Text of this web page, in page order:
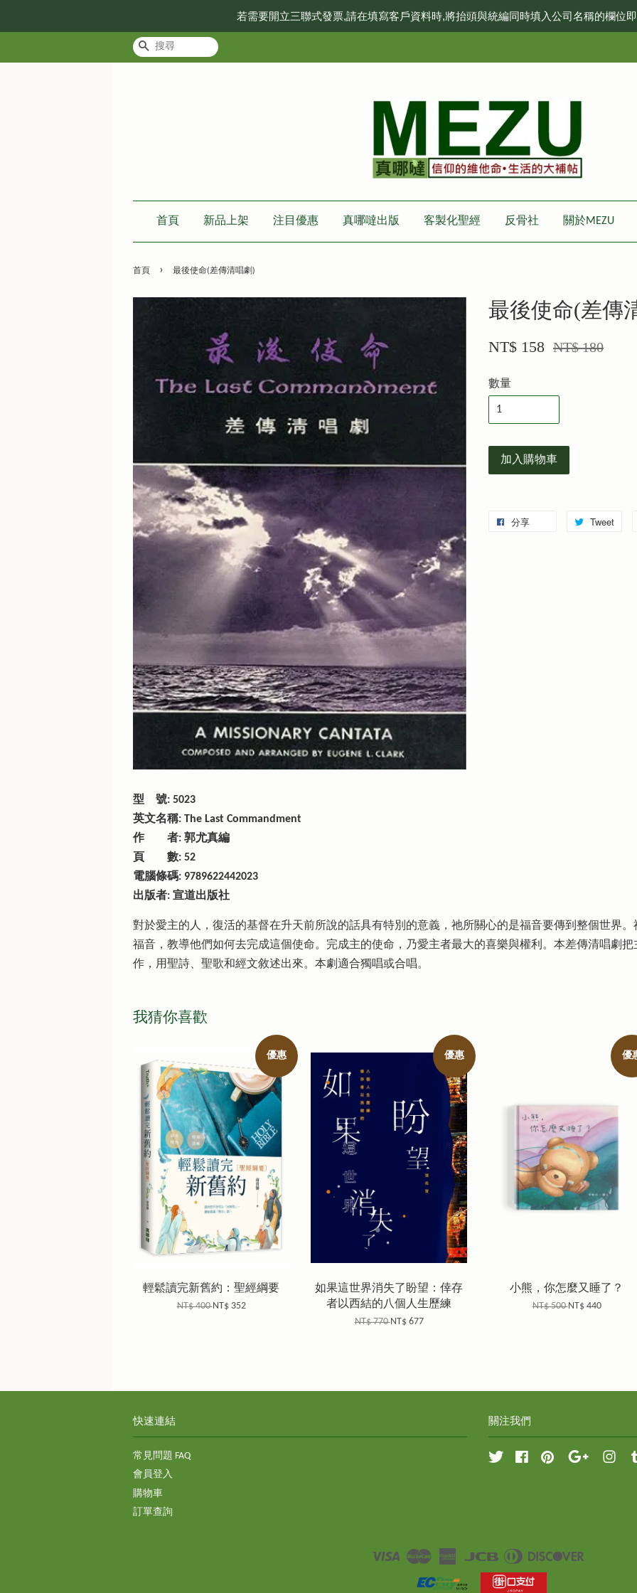
若需要開立三聯式發票,請在填寫客戶資料時,將抬頭與統編同時填入公司名稱的欄位
搜尋
首頁 新品上架 注目優惠 真哪噠出版 客製化聖經 反骨社 關於MEZU
首頁 › 最後使命(差傳清唱劇)
最後使命(差傳
NT$ 158 NT$ 180
數量
加入購物車
分享 Tweet
型 號: 5023
英文名稱: The Last Commandment
作 者: 郭尤真編
頁 數: 52
電腦條碼: 9789622442023
出版者: 宣道出版社
對於愛主的人，復活的基督在升天前所說的話具有特別的意義，祂所關心的是福音要傳到整個世界
福音，教導他們如何去完成這個使命。完成主的使命，乃愛主者最大的喜樂與權利。本差傳清唱劇
作，用聖詩、聖歌和經文敘述出來。本劇適合獨唱或合唱。
我猜你喜歡
優惠
輕鬆讀完新舊約：聖經綱要
NT$ 400NT$ 352
優惠
如果這世界消失了盼望：倖存
者以西結的八個人生歷練
NT$ 770NT$ 677
優
小熊，你怎麼又睡了？
NT$ 500NT$ 440
快速連結
常見問題 FAQ
會員登入
購物車
訂單查詢
關注我們
Twitter FacebookPinterest Google
Visa Master
American
JCB
Diners